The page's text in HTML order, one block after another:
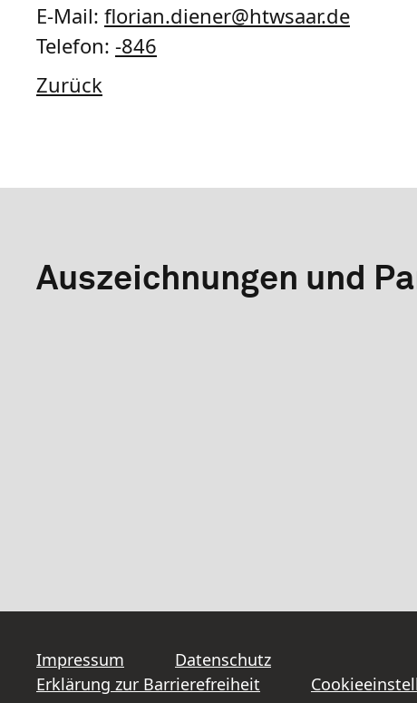
E-Mail: florian.diener@htwsaar.de
Telefon: -846
Zurück
Auszeichnungen und
Impressum
Datenschutz
Erklärung zur Barrierefreiheit